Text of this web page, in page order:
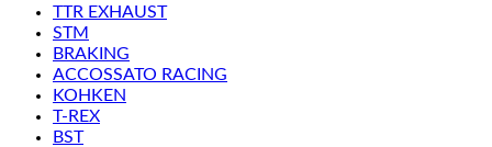
TTR EXHAUST
STM
BRAKING
ACCOSSATO RACING
KOHKEN
T-REX
BST